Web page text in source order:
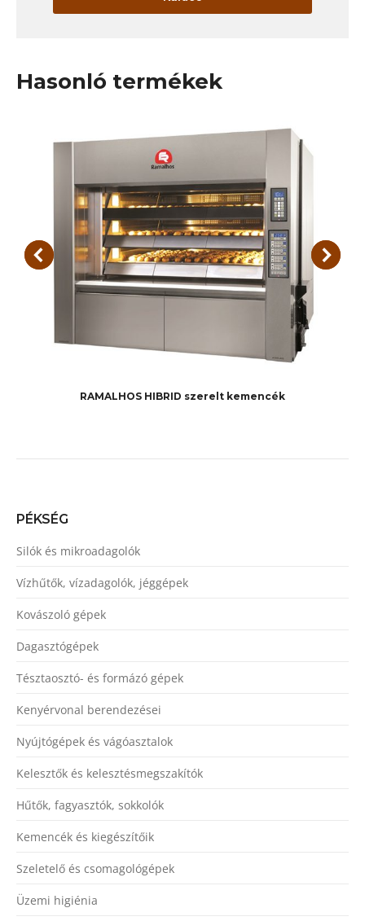
Hasonló termékek
RAMALHOS HIBRID szerelt kemencék
PÉKSÉG
Silók és mikroadagolók
Vízhűtők, vízadagolók, jéggépek
Kovászoló gépek
Dagasztógépek
Tésztaosztó- és formázó gépek
Kenyérvonal berendezései
Nyújtógépek és vágóasztalok
Kelesztők és kelesztésmegszakítók
Hűtők, fagyasztók, sokkolók
Kemencék és kiegészítőik
Szeletelő és csomagológépek
Üzemi higiénia